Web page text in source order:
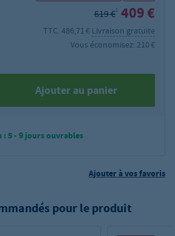
619 €2 409 €
TTC. 486,71 € Livraison gratuite
Vous économisez: 210 €
Ajouter au panier
: 5 - 9 jours ouvrables
Ajouter à vos favoris
pour le produit